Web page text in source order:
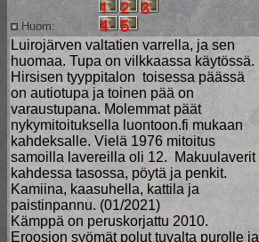
Huom:
Luirojärven valtatien varrella, ja sen
huomaa. Tupa on vilkkaassa käytössä.
Hirsisen tyyppitalon toisessa päässä
on autiotupa ja toinen pää on
varaustupana. Molemmat päät
nykymitoituksella luontoon.fi mukaan
kahdeksalle. Vielä 1976 mitoitus
samoilla lavereilla oli 12. Makuulaverit
kahdessa tasossa, pöytä ja penkit.
Kamiina, kaasuhella, kattila ja
paistinpannu. (01/2021)
Kämppä on peruskorjattu 2010.
Eroosion syömät polut tuvalta purolle ja